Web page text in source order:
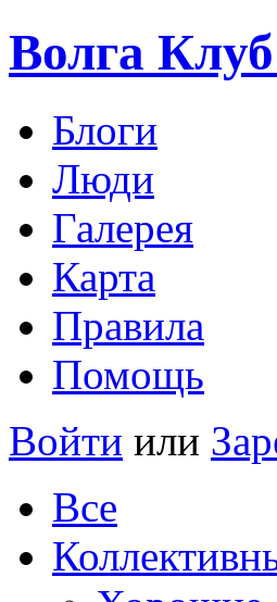
Волга Клуб
Блоги
Люди
Галерея
Карта
Правила
Помощь
Войти или
Все